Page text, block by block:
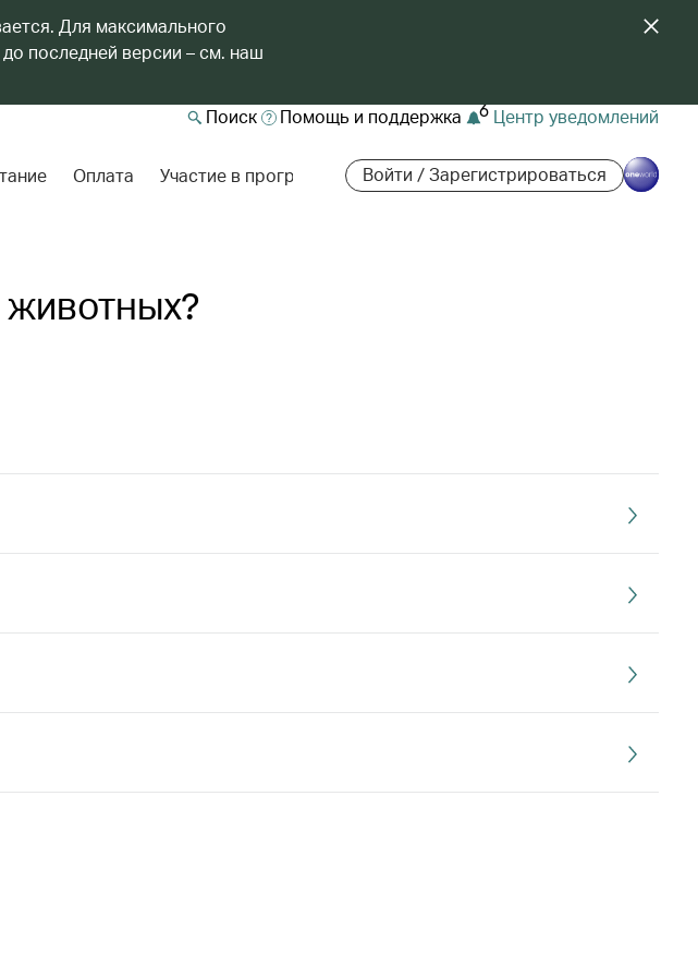
Для максимального
последней версии – см. наш
Поиск Помощь и поддержка 6 Центр уведомлений
Оплата Участие в программе Войти / Зарегистрироваться